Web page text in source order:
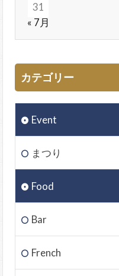
31
« 7月
カテゴリー
Event
まつり
Food
Bar
French